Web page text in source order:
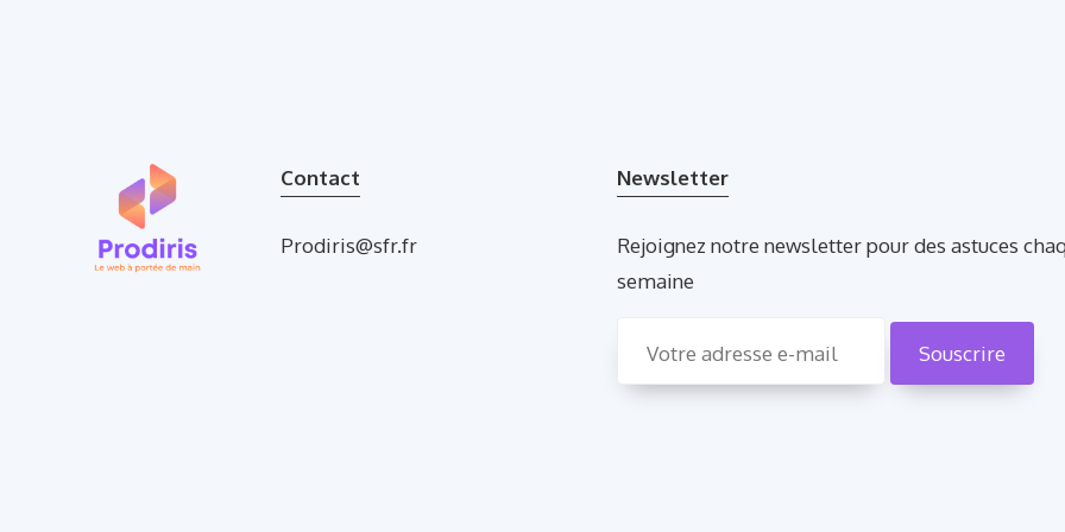
Contact
Prodiris@sfr.fr
Newsletter
Rejoignez notre newsletter pour des astuces
semaine